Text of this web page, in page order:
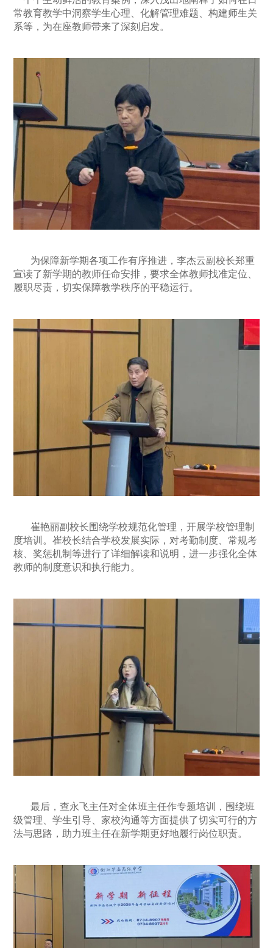
常教育教学中洞察学生心理、化解管理难题、构建师生关
系等，为在座教师带来了深刻启发。
为保障新学期各项工作有序推进，李杰云副校长郑重
宣读了新学期的教师任命安排，要求全体教师找准定位、
履职尽责，切实保障教学秩序的平稳运行。
崔艳丽副校长围绕学校规范化管理，开展学校管理制
度培训。崔校长结合学校发展实际，对考勤制度、常规考
核、奖惩机制等进行了详细解读和说明，进一步强化全体
教师的制度意识和执行能力。
最后，查永飞主任对全体班主任作专题培训，围绕班
级管理、学生引导、家校沟通等方面提供了切实可行的方
法与思路，助力班主任在新学期更好地履行岗位职责。